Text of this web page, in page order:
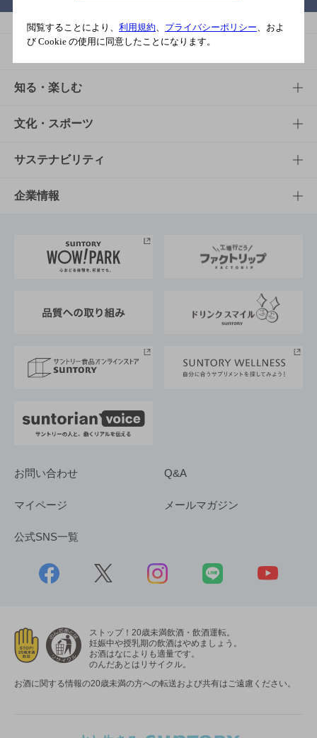
商品TOP
商品一覧
商品発売情報
栄養成分一覧
知る・楽しむ
知る・楽しむTOP
キャンペーン
工場見学
地域情報
文化・スポーツ
文化・スポーツTOP
サントリーホール
サントリーサンバーズ大阪
サステナビリティ
サステナビリティTOP
サントリーが考えるサステナビリティ経営
企業情報
企業概要
採用情報
お問い合わせ Q&A
マイページ メールマガジン
公式SNS一覧
ストップ！20歳未満飲酒・飲酒運転。
妊娠中や授乳期の飲酒はやめましょう。
お酒はなによりも適量です。
のんだあとはリサイクル。
お酒に関する情報の20歳未満の方への転送および共有はご遠慮ください。
閲覧することにより、 利用規約、 プライバシーポリシー、およ
び Cookie の使用に同意したことになります。